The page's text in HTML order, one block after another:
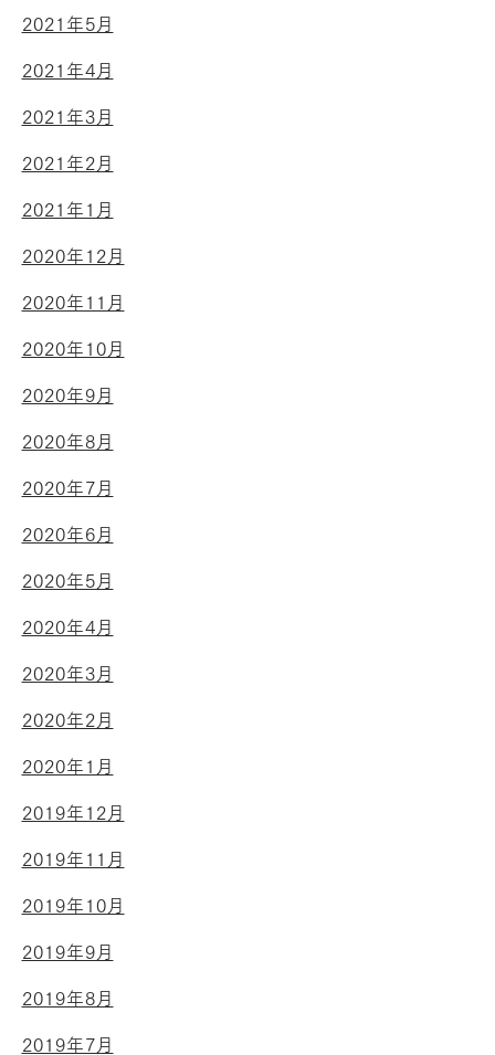
2021年5月
2021年4月
2021年3月
2021年2月
2021年1月
2020年12月
2020年11月
2020年10月
2020年9月
2020年8月
2020年7月
2020年6月
2020年5月
2020年4月
2020年3月
2020年2月
2020年1月
2019年12月
2019年11月
2019年10月
2019年9月
2019年8月
2019年7月